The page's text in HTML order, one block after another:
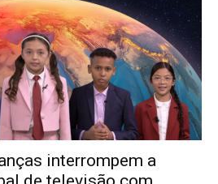
interrompem a